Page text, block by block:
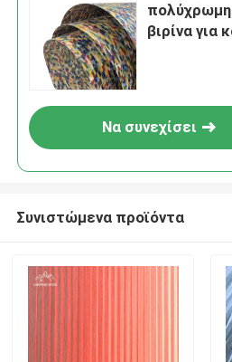
πολύχρωμη
βιρίνα για
Να συνεχίσει
Συνιστώμενα προϊόντα